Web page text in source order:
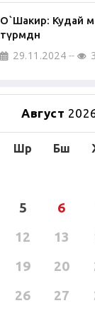
О`Шакир: Кудай
түрмөдөн
29.11.2024
Август
Шр Бш
5 6
12 13
19 20
26 27